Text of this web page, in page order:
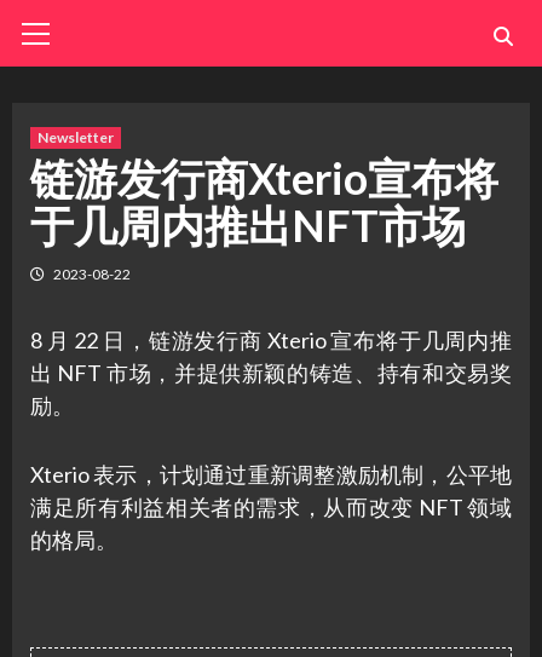
Menu
Newsletter
链游发行商Xterio宣布将
于几周内推出NFT市场
2023-08-22
8 月 22 日，链游发行商 Xterio 宣布将于几周内推
出 NFT 市场，并提供新颖的铸造、持有和交易奖
励。
Xterio 表示，计划通过重新调整激励机制，公平地
满足所有利益相关者的需求，从而改变 NFT 领域
的格局。